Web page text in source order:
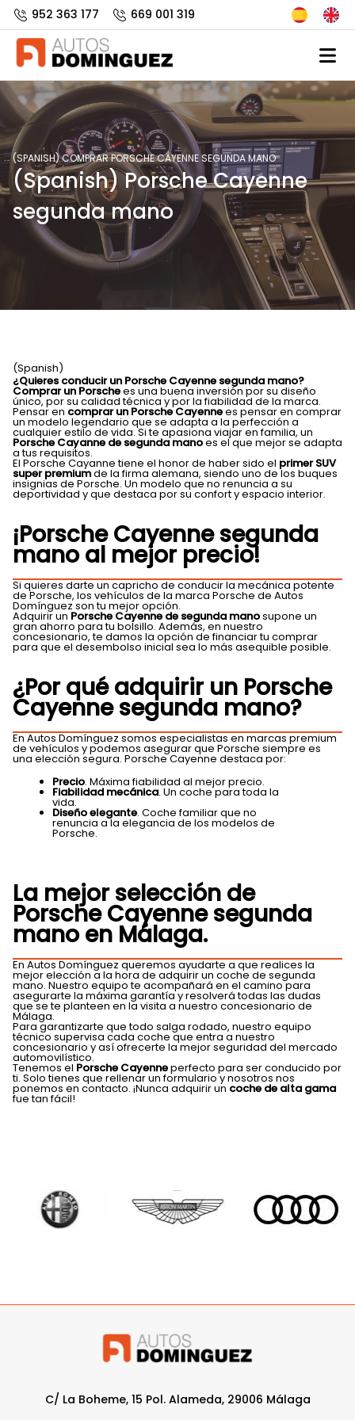
952 363 177 669 001 319
(SPANISH) COMPRAR PORSCHE CAYENNE SEGUNDA MANO
(Spanish) Porsche Cayenne
segunda mano
(Spanish)
¿Quieres conducirun Porsche Cayenne segunda mano?
Comprar un Porschees una buena inversión por su diseño
único, por su calidad técnica y por la fiabilidad de la marca.
Pensar en comprar un Porsche Cayennees pensar en comprar
un modelo legendario que se adapta a la perfección a
cualquier estilo de vida. Si te apasiona viajar en familia, un
Porsche Cayanne de segunda manoes el que mejor se adapta
a tus requisitos.
El Porsche Cayanne tiene el honor de haber sido el primer SUV
super premiumde la firma alemana, siendo uno de los buques
insignias de Porsche. Un modelo que no renuncia a su
deportividad y que destaca por su confort y espacio interior.
¡Porsche Cayenne segunda
mano al mejor precio!
Si quieres darte un capricho de conducir la mecánica potente
de Porsche, los vehículos de la marca Porsche de Autos
Domínguez son tu mejor opción.
Adquirir un Porsche Cayenne de segunda manosupone un
gran ahorro para tu bolsillo. Además, en nuestro
concesionario, te damos la opción de financiar tu comprar
para que el desembolso inicial sea lo más asequible posible.
¿Por qué adquirir un Porsche
Cayenne segunda mano?
En Autos Domínguez somos especialistas en marcas premium
de vehículos y podemos asegurar que Porsche siempre es
una elección segura. Porsche Cayenne destaca por:
Precio. Máxima fiabilidad al mejor precio.
Fiabilidad mecánica. Un coche para toda la
vida.
Diseño elegante. Coche familiar que no
renuncia a la elegancia de los modelos de
Porsche.
La mejor selección de
Porsche Cayenne segunda
mano en Málaga.
En Autos Domínguez queremos ayudarte a que realices la
mejor elección a la hora de adquirir un coche de segunda
mano. Nuestro equipo te acompañará en el camino para
asegurarte la máxima garantía y resolverá todas las dudas
que se te planteen en la visita a nuestro concesionario de
Málaga.
Para garantizarte que todo salga rodado, nuestro equipo
técnico supervisa cada coche que entra a nuestro
concesionario y así ofrecerte la mejor seguridad del mercado
automovilístico.
Tenemos el Porsche Cayenneperfecto para ser conducido por
ti. Solo tienes que rellenar un formulario y nosotros nos
ponemos en contacto. ¡Nunca adquirir un coche de alta gama
fue tan fácil!
C/ La Boheme, 15 Pol. Alameda, 29006 Málaga